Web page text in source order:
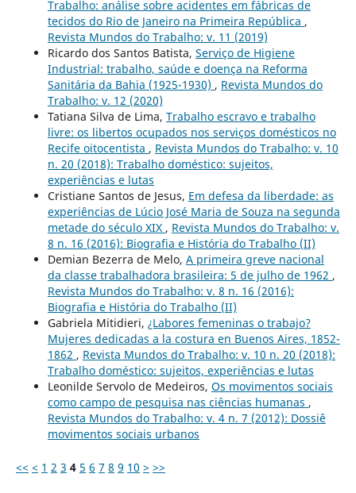
Trabalho: análise sobre acidentes em fábricas de
tecidos do Rio de Janeiro na Primeira República ,
Revista Mundos do Trabalho: v. 11 (2019)
Ricardo dos Santos Batista, Serviço de Higiene
Industrial: trabalho, saúde e doença na Reforma
Sanitária da Bahia (1925-1930) , Revista Mundos do
Trabalho: v. 12 (2020)
Tatiana Silva de Lima, Trabalho escravo e trabalho
livre: os libertos ocupados nos serviços domésticos no
Recife oitocentista , Revista Mundos do Trabalho: v. 10
n. 20 (2018): Trabalho doméstico: sujeitos,
experiências e lutas
Cristiane Santos de Jesus, Em defesa da liberdade: as
experiências de Lúcio José Maria de Souza na segunda
metade do século XIX , Revista Mundos do Trabalho: v.
8 n. 16 (2016): Biografia e História do Trabalho (II)
Demian Bezerra de Melo, A primeira greve nacional
da classe trabalhadora brasileira: 5 de julho de 1962 ,
Revista Mundos do Trabalho: v. 8 n. 16 (2016):
Biografia e História do Trabalho (II)
Gabriela Mitidieri, ¿Labores femeninas o trabajo?
Mujeres dedicadas a la costura en Buenos Aires, 1852-
1862 , Revista Mundos do Trabalho: v. 10 n. 20 (2018):
Trabalho doméstico: sujeitos, experiências e lutas
Leonilde Servolo de Medeiros, Os movimentos sociais
como campo de pesquisa nas ciências humanas ,
Revista Mundos do Trabalho: v. 4 n. 7 (2012): Dossiê
movimentos sociais urbanos
<< < 1 2 3 4 5 6 7 8 9 10 > >>